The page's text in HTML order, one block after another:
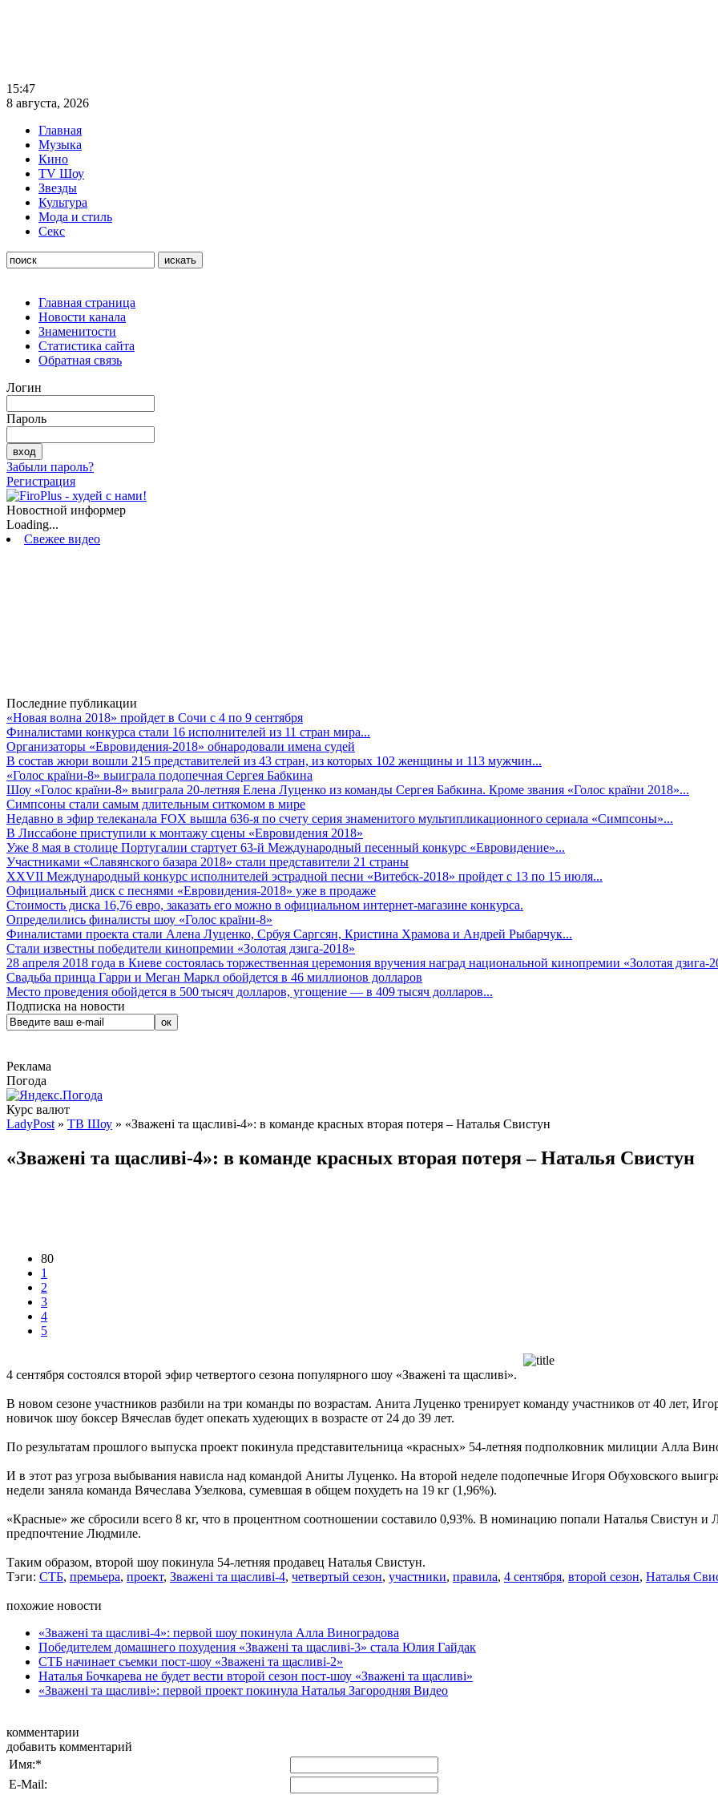
15:47
8 августа, 2026
Главная
Музыка
Кино
TV Шоу
Звезды
Культура
Мода и стиль
Секс
Главная страница
Новости канала
Знаменитости
Статистика сайта
Обратная связь
Логин
Пароль
Забыли пароль?
Регистрация
Новостной информер
Loading...
Свежее видео
Последние публикации
«Новая волна 2018» пройдет в Сочи с 4 по 9 сентября
Финалистами конкурса стали 16 исполнителей из 11 стран мира...
Организаторы «Евровидения-2018» обнародовали имена судей
В состав жюри вошли 215 представителей из 43 стран, из которых 102 женщины и 113 мужчин...
«Голос країни-8» выиграла подопечная Сергея Бабкина
Шоу «Голос країни-8» выиграла 20-летняя Елена Луценко из команды Сергея Бабкина. Кроме звания «Голос країни 2018»...
Симпсоны стали самым длительным ситкомом в мире
Недавно в эфир телеканала FOX вышла 636-я по счету серия знаменитого мультипликационного сериала «Симпсоны»...
В Лиссабоне приступили к монтажу сцены «Евровидения 2018»
Уже 8 мая в столице Португалии стартует 63-й Международный песенный конкурс «Евровидение»...
Участниками «Славянского базара 2018» стали представители 21 страны
XXVII Международный конкурс исполнителей эстрадной песни «Витебск-2018» пройдет с 13 по 15 июля...
Официальный диск с песнями «Евровидения-2018» уже в продаже
Стоимость диска 16,76 евро, заказать его можно в официальном интернет-магазине конкурса.
Определились финалисты шоу «Голос країни-8»
Финалистами проекта стали Алена Луценко, Србуя Саргсян, Кристина Храмова и Андрей Рыбарчук...
Стали известны победители кинопремии «Золотая дзига-2018»
28 апреля 2018 года в Киеве состоялась торжественная церемония вручения наград национальной кинопремии «Золотая дзига-
Свадьба принца Гарри и Меган Маркл обойдется в 46 миллионов долларов
Место проведения обойдется в 500 тысяч долларов, угощение — в 409 тысяч долларов...
Подписка на новости
Реклама
Погода
Курс валют
LadyPost » ТВ Шоу » «Зважені та щасливі-4»: в команде красных вторая потеря – Наталья Свистун
«Зважені та щасливі-4»: в команде красных вторая потеря – Наталья Свистун
80
1
2
3
4
5
4 сентября состоялся второй эфир четвертого сезона популярного шоу «Зважені та щасливі».
В новом сезоне участников разбили на три команды по возрастам. Анита Луценко тренирует команду участников от 40 лет,
новичок шоу боксер Вячеслав будет опекать худеющих в возрасте от 24 до 39 лет.
По результатам прошлого выпуска проект покинула представительница «красных» 54-летняя подполковник милиции Алла
И в этот раз угроза выбывания нависла над командой Аниты Луценко. На второй неделе подопечные Игоря Обуховского
недели заняла команда Вячеслава Узелкова, сумевшая в общем похудеть на 19 кг (1,96%).
«Красные» же сбросили всего 8 кг, что в процентном соотношении составило 0,93%. В номинацию попали Наталья Свистун и
предпочтение Людмиле.
Таким образом, второй шоу покинула 54-летняя продавец Наталья Свистун.
Тэги: СТБ, премьера, проект, Зважені та щасливі-4, четвертый сезон, участники, правила, 4 сентября, второй сезон, Наталья
похожие новости
«Зважені та щасливі-4»: первой шоу покинула Алла Виноградова
Победителем домашнего похудения «Зважені та щасливі-3» стала Юлия Гайдак
СТБ начинает съемки пост-шоу «Зважені та щасливі-2»
Наталья Бочкарева не будет вести второй сезон пост-шоу «Зважені та щасливі»
«Зважені та щасливі»: первой проект покинула Наталья Загородняя Видео
комментарии
добавить комментарий
Имя:*
E-Mail: